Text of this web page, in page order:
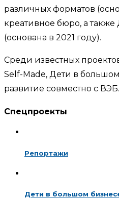
различных форматов
креативное бюро, а
(основана в 2021 году).
Среди известных
Self-Made, Дети в
развитие совместно с
Спецпроекты
Репортажи
Дети в большом